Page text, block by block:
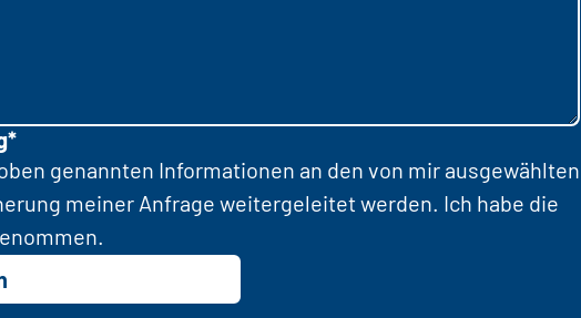
genannten Informationen an den von mir ausgewählten
meiner Anfrage weitergeleitet werden. Ich habe die